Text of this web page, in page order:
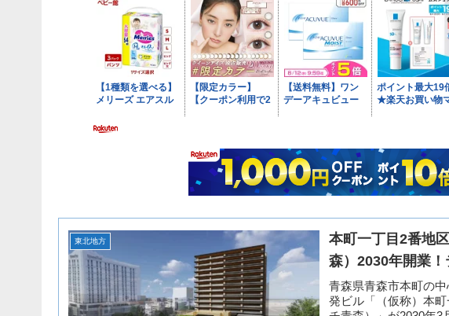
東北地方
本町一丁目2番地
森）2030年開業！
青森県青森市本町の
発ビル「（仮称）本